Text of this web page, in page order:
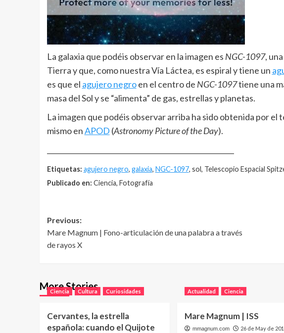
La galaxia que podéis observar en la imagen es NGC-1097,
Tierra y que, como nuestra Vía Láctea, es espiral y tiene un
es que el agujero negroen el centro de NGC-1097tiene una
masa del Sol y se “alimenta” de gas, estrellas y planetas.
La imagen que podéis observar arriba ha sido obtenida por el
mismo enAPOD (Astronomy Picture of the Day).
Etiquetas: agujero negro, galaxia, NGC-1097, sol, Telescopio Espacial
Publicado en: Ciencia, Fotografía
Post
navigation
Previous:
Mare Magnum | Fono-articulación de una palabra a través
de rayos X
More Stories
Ciencia Cultura Curiosidades
Cervantes, la estrella
española: cuando el Quijote
Actualidad Ciencia
Mare Magnum | ISS
mmagnum.com 26 de May de